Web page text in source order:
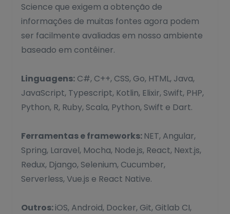
Science que exigem a obtenção de
informações de muitas fontes agora podem
ser facilmente avaliadas em nosso ambiente
baseado em contêiner.
Linguagens: C#, C++, CSS, Go, HTML, Java,
JavaScript, Typescript, Kotlin, Elixir, Swift, PHP,
Python, R, Ruby, Scala, Python, Swift e Dart.
Ferramentas e frameworks: NET, Angular,
Spring, Laravel, Mocha, Node.js, React, Next.js,
Redux, Django, Selenium, Cucumber,
Serverless, Vue.js e React Native.
Outros:iOS, Android, Docker, Git, Gitlab CI,